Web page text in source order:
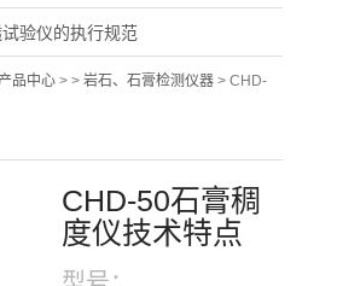
验仪的执行规范
产品中心 > > 岩石、石膏检测仪器 > CHD-
CHD-50石膏稠
度仪技术特点